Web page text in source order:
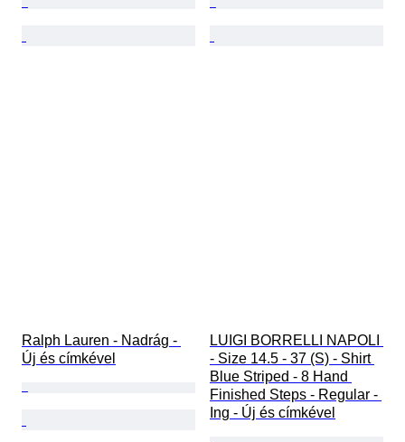
Ralph Lauren - Nadrág -
Új és címkével
LUIGI BORRELLI NAPOLI
- Size 14.5 - 37 (S) - Shirt
Blue Striped - 8 Hand
Finished Steps - Regular -
Ing - Új és címkével